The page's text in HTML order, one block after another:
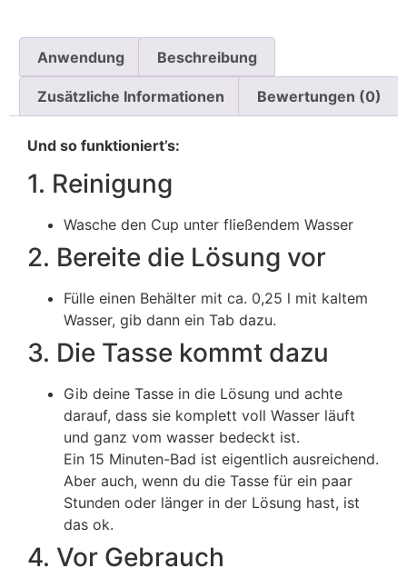
Anwendung Beschreibung
Zusätzliche Informationen Bewertungen (0)
Und so funktioniert’s:
1. Reinigung
Wasche den Cup unter fließendem Wasser
2. Bereite die Lösung vor
Fülle einen Behälter mit ca. 0,25 l mit kaltem
Wasser, gib dann ein Tab dazu.
3. Die Tasse kommt dazu
Gib deine Tasse in die Lösung und achte
darauf, dass sie komplett voll Wasser läuft
und ganz vom wasser bedeckt ist.
Ein 15 Minuten-Bad ist eigentlich ausreichend.
Aber auch, wenn du die Tasse für ein paar
Stunden oder länger in der Lösung hast, ist
das ok.
4. Vor Gebrauch